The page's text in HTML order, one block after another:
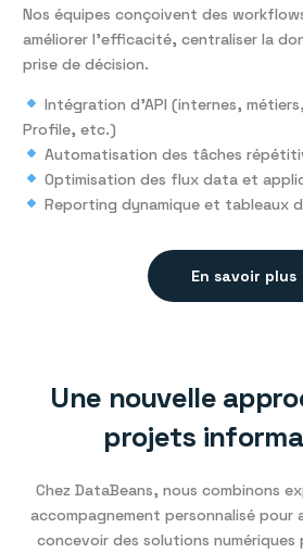
Nos équipes conçoivent des
améliorer l’efficacité, centraliser la
prise de décision.
Intégration d’API (internes,
Profile, etc.)
Automatisation des tâches
Optimisation des flux data et
Reporting dynamique et tableaux
En savoir plus
Une nouvelle
projets
Chez DataBeans, nous combinons
accompagnement personnalisé pour
concevoir des solutions